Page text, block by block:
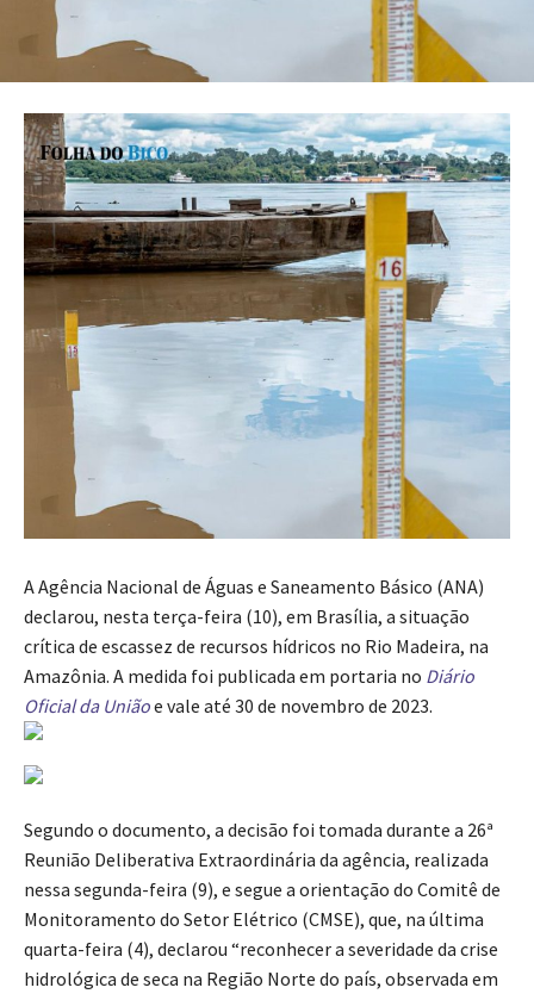
A Agência Nacional de Águas e Saneamento Básico (ANA)
declarou, nesta terça-feira (10), em Brasília, a situação
crítica de escassez de recursos hídricos no Rio Madeira, na
Amazônia. A medida foi publicada em portaria no Diário
Oficial da Uniãoe vale até 30 de novembro de 2023.
Segundo o documento, a decisão foi tomada durante a 26ª
Reunião Deliberativa Extraordinária da agência, realizada
nessa segunda-feira (9), e segue a orientação do Comitê de
Monitoramento do Setor Elétrico (CMSE), que, na última
quarta-feira (4), declarou “reconhecer a severidade da crise
hidrológica de seca na Região Norte do país, observada em